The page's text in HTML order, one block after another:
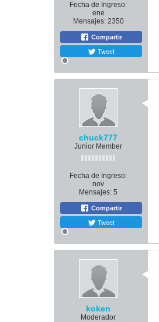
Fecha de Ingreso:
ene
Mensajes: 2350
Compartir
Tweet
chuck777
Junior Member
Fecha de Ingreso:
nov
Mensajes: 5
Compartir
Tweet
koken
Moderador